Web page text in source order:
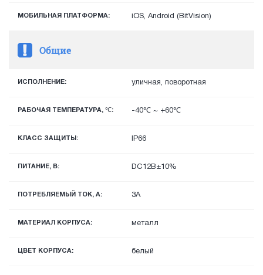
МОБИЛЬНАЯ ПЛАТФОРМА: iOS, Android (BitVision)
Общие
ИСПОЛНЕНИЕ: уличная, поворотная
РАБОЧАЯ ТЕМПЕРАТУРА, ℃: -40℃ ~ +60℃
КЛАСС ЗАЩИТЫ: IP66
ПИТАНИЕ, В: DC12В±10%
ПОТРЕБЛЯЕМЫЙ ТОК, А: 3А
МАТЕРИАЛ КОРПУСА: металл
ЦВЕТ КОРПУСА: белый